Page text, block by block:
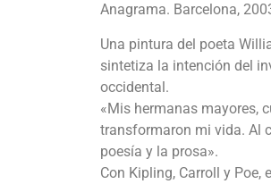
Anagrama. Barcelona,
Una pintura del poeta
sintetiza la intención del
occidental.
«Mis hermanas mayores,
transformaron mi vida. Al
poesía y la prosa».
Con Kipling, Carroll y